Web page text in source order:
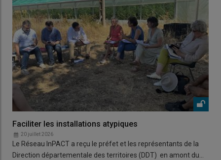
Faciliter les installations atypiques
20 juillet 2026
Le Réseau InPACT a reçu le préfet et les représentants de la
Direction départementale des territoires (DDT) en amont du…